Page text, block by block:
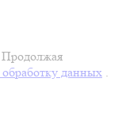
Продолжая
обработку данных